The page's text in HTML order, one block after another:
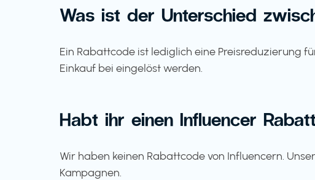
Was ist der Unterschied
Ein Rabattcode ist lediglich eine Preisreduzierung
Einkauf bei eingelöst werden.
Habt ihr einen Influencer
Wir haben keinen Rabattcode von Influencern.
Kampagnen.